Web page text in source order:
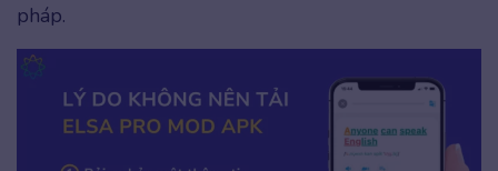
pháp.